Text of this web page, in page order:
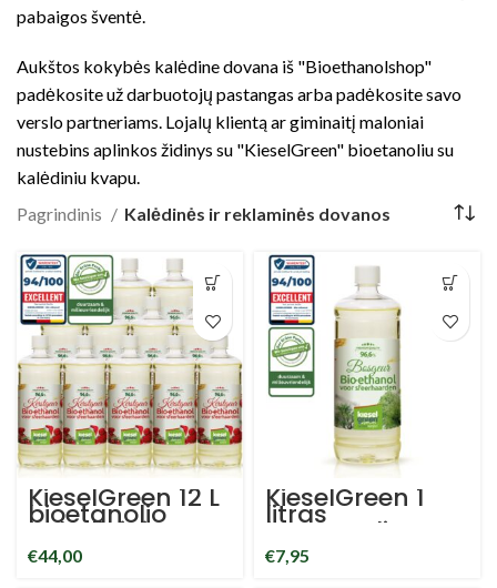
pabaigos šventė.
Aukštos kokybės kalėdine dovana iš "Bioethanolshop"
padėkosite už darbuotojų pastangas arba padėkosite savo
verslo partneriams. Lojalų klientą ar giminaitį maloniai
nustebins aplinkos židinys su "KieselGreen" bioetanoliu su
kalėdiniu kvapu.
Pagrindinis
Kalėdinės ir reklaminės dovanos
KieselGreen 12 L
bioetanolio
kalėdiniai
kvepalai 96.6%
namų kvapai
bioetanolis
€44,00
KieselGreen 1
litras
bioetanolio
miško kvepalų
96.6% namų
kvapai
€7,95